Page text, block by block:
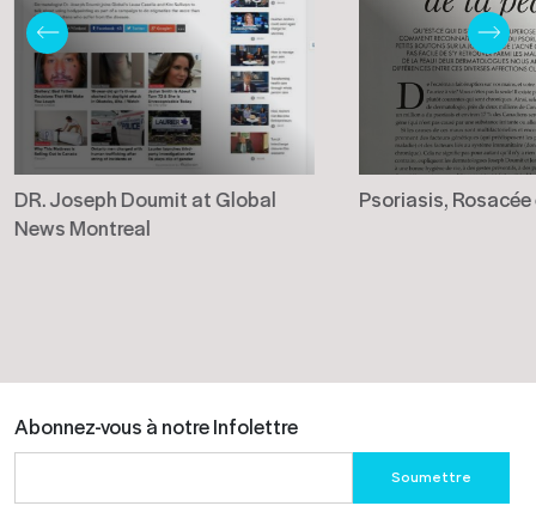
DR. Joseph Doumit at Global
News Montreal
Psoriasis,
Abonnez-vous à notre Infolettre
leave